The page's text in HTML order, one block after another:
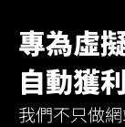
專為虛
自動獲
我們不只做